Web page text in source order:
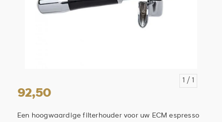
1 / 1
92,50
Een hoogwaardige filterhouder voor uw ECM espresso